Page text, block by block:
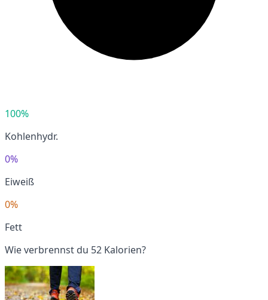
100%
Kohlenhydr.
0%
Eiweiß
0%
Fett
Wie verbrennst du 52 Kalorien?